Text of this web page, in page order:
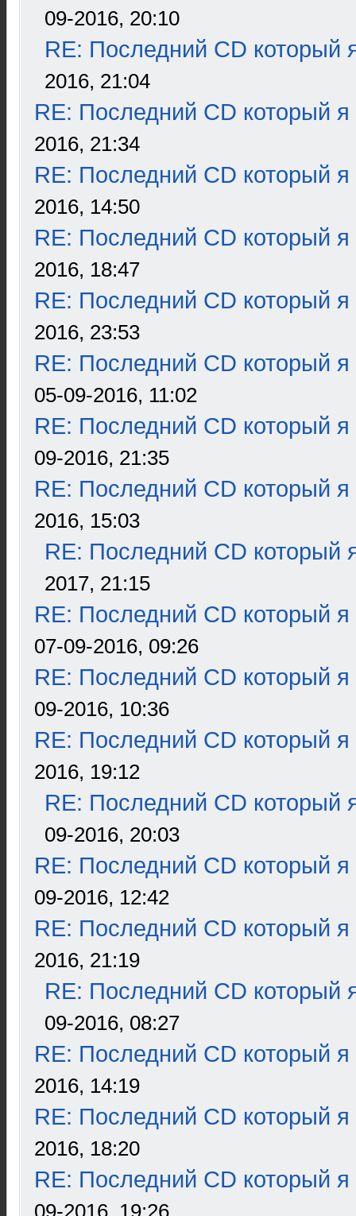
09-2016, 20:10
RE: Последний CD который
2016, 21:04
RE: Последний CD который я
2016, 21:34
RE: Последний CD который я
2016, 14:50
RE: Последний CD который я
2016, 18:47
RE: Последний CD который я
2016, 23:53
RE: Последний CD который я
05-09-2016, 11:02
RE: Последний CD который я
09-2016, 21:35
RE: Последний CD который я
2016, 15:03
RE: Последний CD который
2017, 21:15
RE: Последний CD который я
07-09-2016, 09:26
RE: Последний CD который я
09-2016, 10:36
RE: Последний CD который я
2016, 19:12
RE: Последний CD который
09-2016, 20:03
RE: Последний CD который я
09-2016, 12:42
RE: Последний CD который я
2016, 21:19
RE: Последний CD который
09-2016, 08:27
RE: Последний CD который я
2016, 14:19
RE: Последний CD который я
2016, 18:20
RE: Последний CD который я
09-2016, 19:26